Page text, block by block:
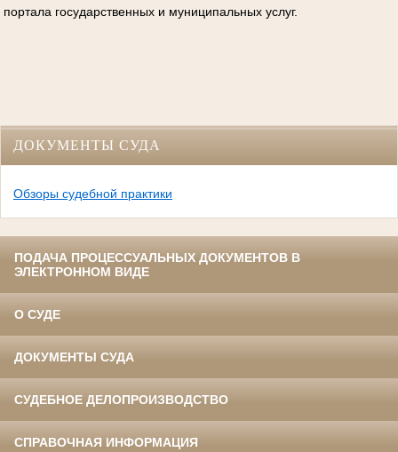
портала государственных и муниципальных услуг.
ДОКУМЕНТЫ СУДА
Обзоры судебной практики
ПОДАЧА ПРОЦЕССУАЛЬНЫХ ДОКУМЕНТОВ В
ЭЛЕКТРОННОМ ВИДЕ
О СУДЕ
ДОКУМЕНТЫ СУДА
СУДЕБНОЕ ДЕЛОПРОИЗВОДСТВО
СПРАВОЧНАЯ ИНФОРМАЦИЯ